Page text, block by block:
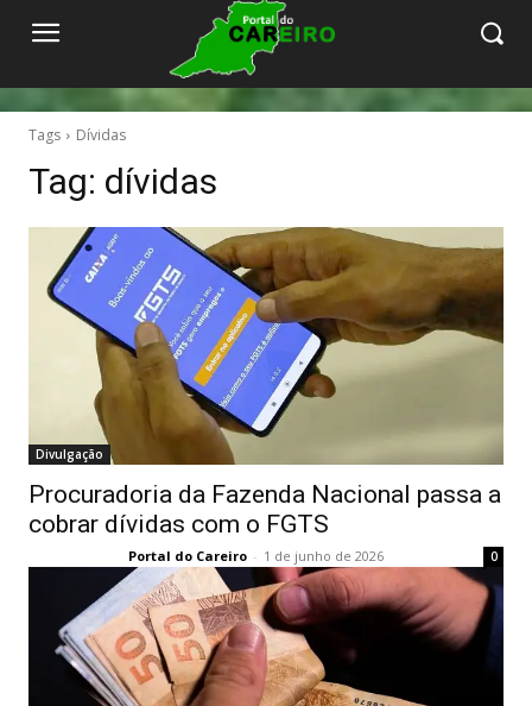
Tags Dívidas
Tag: dívidas
Divulgação
Procuradoria da Fazenda Nacional passa a
cobrar dívidas com o FGTS
Portal do Careiro - 1 de junho de 2026 0